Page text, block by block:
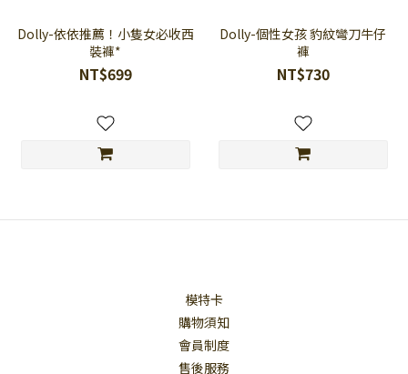
Dolly-依依推薦！小隻女必收西
裝褲*
NT$699
Dolly-個性女孩 豹紋彎刀牛仔
褲
NT$730
模特卡
購物須知
會員制度
售後服務